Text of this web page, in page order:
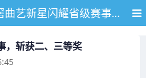
道滘曲艺新星闪耀省级赛事，斩获二、三等奖
，斩获二、三等奖